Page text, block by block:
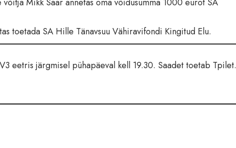
toetada SA Hille Tänavsuu Vähiravifondi Kingitud Elu.
eetris järgmisel pühapäeval kell 19.30. Saadet toetab Tpilet.